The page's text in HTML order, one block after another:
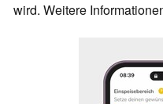
wird. Weitere